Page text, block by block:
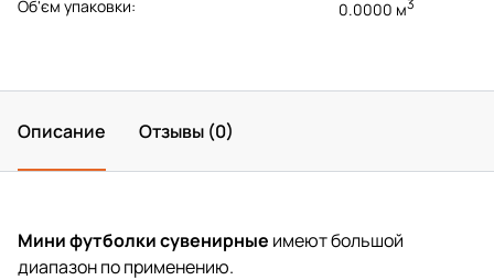
Об'єм упаковки:
0.0000 м3
Описание Отзывы (0)
Мини футболки сувенирные имеют большой
диапазон по применению.